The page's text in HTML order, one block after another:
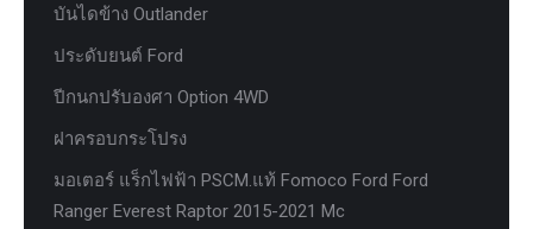
บันไดข้าง Outlander
ประดับยนต์ Ford
ปีกนกปรับองศา Option 4WD
ฝาครอบกระโปรง
มอเตอร์ แร็กไฟฟ้า PSCM.แท้ Fomoco Ford Ford
Ranger Everest Raptor 2015-2021 Mc